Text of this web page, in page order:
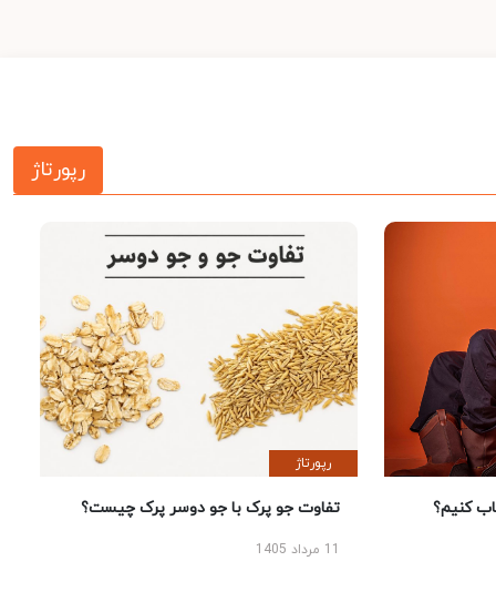
رپورتاژ
کنیم؟
رپورتاژ
تفاوت جو پرک با جو دوسر پرک چیست؟